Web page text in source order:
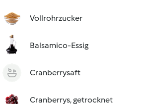
Vollrohrzucker
Balsamico-Essig
Cranberrysaft
Cranberrys, getrocknet